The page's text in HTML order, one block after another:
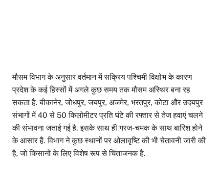
मौसम विभाग के अनुसार वर्तमान में सक्रिय पश्चिमी विक्षोभ के कारण
प्रदेश के कई हिस्सों में अगले कुछ समय तक मौसम अस्थिर बना रह
सकता है. बीकानेर, जोधपुर, जयपुर, अजमेर, भरतपुर, कोटा और उदयपुर
संभागों में 40 से 50 किलोमीटर प्रति घंटे की रफ्तार से तेज हवाएं चलने
की संभावना जताई गई है. इसके साथ ही गरज-चमक के साथ बारिश होने
के आसार हैं. विभाग ने कुछ स्थानों पर ओलावृष्टि की भी चेतावनी जारी की
है, जो किसानों के लिए विशेष रूप से चिंताजनक है.